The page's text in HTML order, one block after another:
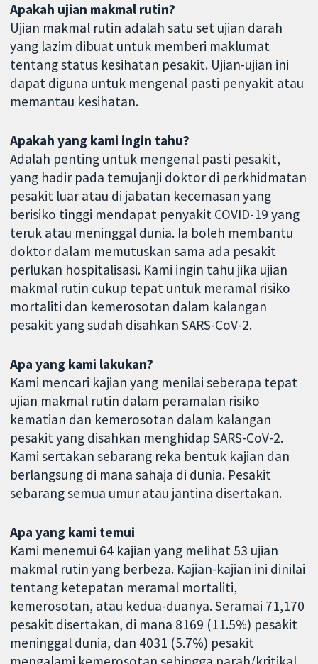
Apakah ujian makmal rutin?
Ujian makmal rutin adalah satu set ujian darah
yang lazim dibuat untuk memberi maklumat
tentang status kesihatan pesakit. Ujian-ujian ini
dapat diguna untuk mengenal pasti penyakit atau
memantau kesihatan.
Apakah yang kami ingin tahu?
Adalah penting untuk mengenal pasti pesakit,
yang hadir pada temujanji doktor di perkhidmatan
pesakit luar atau di jabatan kecemasan yang
berisiko tinggi mendapat penyakit COVID-19 yang
teruk atau meninggal dunia. Ia boleh membantu
doktor dalam memutuskan sama ada pesakit
perlukan hospitalisasi. Kami ingin tahu jika ujian
makmal rutin cukup tepat untuk meramal risiko
mortaliti dan kemerosotan dalam kalangan
pesakit yang sudah disahkan SARS-CoV-2.
Apa yang kami lakukan?
Kami mencari kajian yang menilai seberapa tepat
ujian makmal rutin dalam peramalan risiko
kematian dan kemerosotan dalam kalangan
pesakit yang disahkan menghidap SARS-CoV-2.
Kami sertakan sebarang reka bentuk kajian dan
berlangsung di mana sahaja di dunia. Pesakit
sebarang semua umur atau jantina disertakan.
Apa yang kami temui
Kami menemui 64 kajian yang melihat 53 ujian
makmal rutin yang berbeza. Kajian-kajian ini dinilai
tentang ketepatan meramal mortaliti,
kemerosotan, atau kedua-duanya. Seramai 71,170
pesakit disertakan, di mana 8169 (11.5%) pesakit
meninggal dunia, dan 4031 (5.7%) pesakit